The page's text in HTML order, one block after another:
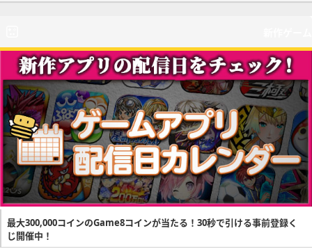
最大300,000コインのGame8コインが当たる！30秒で引ける事前登録く
じ開催中！